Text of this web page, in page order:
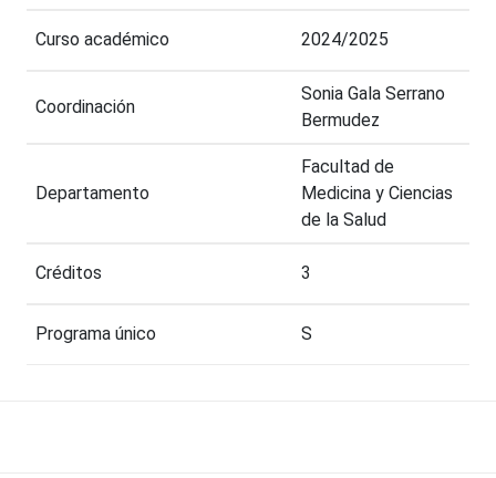
Curso académico 2024/2025
Coordinación
Sonia Gala Serrano
Bermudez
Departamento
Facultad de
Medicina y Ciencias
de la Salud
Créditos 3
Programa único S